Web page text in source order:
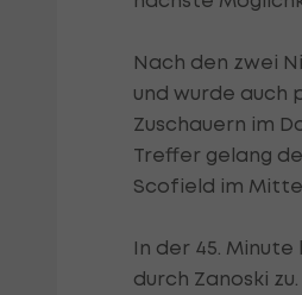
Nach den zwei
und wurde auch
Zuschauern im
Treffer gelang
Scofield im
In der 45.
durch Zanoski